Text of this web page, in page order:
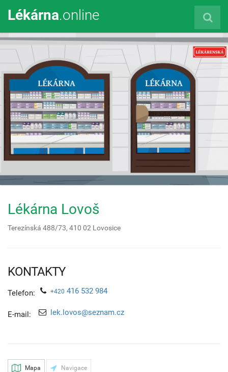
Lékárna.online
Lékárna Lovoš
Terezínská 488/73, 410 02 Lovosice
KONTAKTY
Telefon: +420 416 532 984
E-mail: lek.lovos@seznam.cz
Mapa Navigace